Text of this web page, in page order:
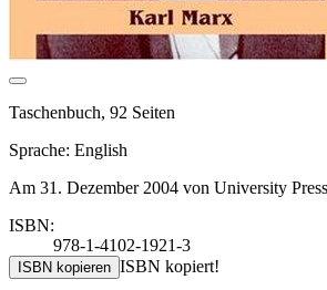
Taschenbuch, 92 Seiten
Sprache: English
Am 31. Dezember 2004 von University
ISBN:
978-1-4102-1921-3
ISBN kopieren ISBN kopiert!